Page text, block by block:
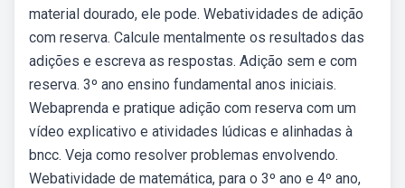
material dourado, ele pode. Webatividades de adição
com reserva. Calcule mentalmente os resultados das
adições e escreva as respostas. Adição sem e com
reserva. 3º ano ensino fundamental anos iniciais.
Webaprenda e pratique adição com reserva com um
vídeo explicativo e atividades lúdicas e alinhadas à
bncc. Veja como resolver problemas envolvendo.
Webatividade de matemática, para o 3º ano e 4º ano,